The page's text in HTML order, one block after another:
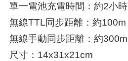
單一電池充電時間：約2小時
無線TTL同步距離：約100m
無線手動同步距離：約300m
尺寸：14x31x21cm